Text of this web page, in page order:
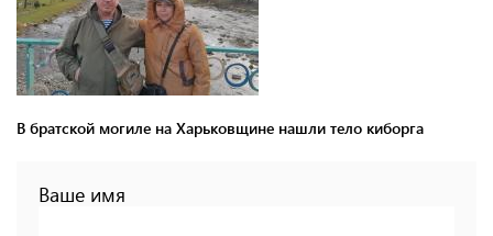
В братской могиле на Харьковщине нашли тело киборга
Ваше имя